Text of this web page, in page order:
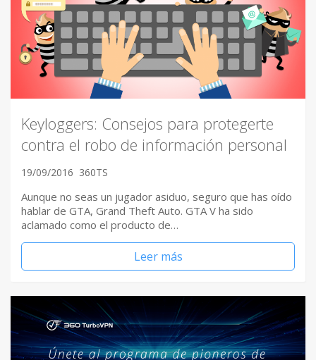
Keyloggers: Consejos para protegerte
contra el robo de información personal
19/09/2016 360TS
Aunque no seas un jugador asiduo, seguro que has oído
hablar de GTA, Grand Theft Auto. GTA V ha sido
aclamado como el producto de…
Leer más